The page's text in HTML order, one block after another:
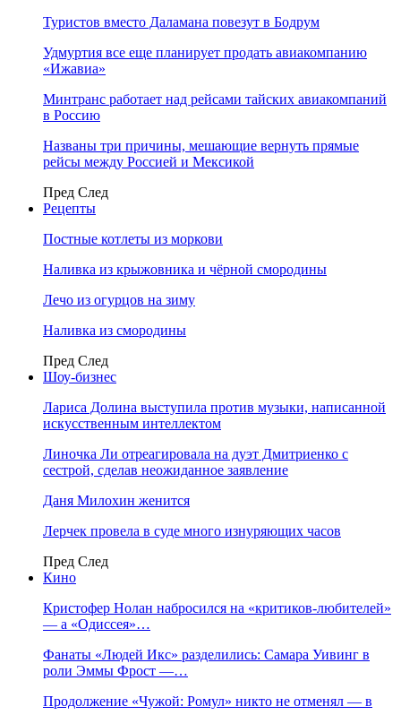
Туристов вместо Даламана повезут в Бодрум
Удмуртия все еще планирует продать авиакомпанию
«Ижавиа»
Минтранс работает над рейсами тайских авиакомпаний
в Россию
Названы три причины, мешающие вернуть прямые
рейсы между Россией и Мексикой
Пред След
Рецепты
Постные котлеты из моркови
Наливка из крыжовника и чёрной смородины
Лечо из огурцов на зиму
Наливка из смородины
Пред След
Шоу-бизнес
Лариса Долина выступила против музыки, написанной
искусственным интеллектом
Линочка Ли отреагировала на дуэт Дмитриенко с
сестрой, сделав неожиданное заявление
Даня Милохин женится
Лерчек провела в суде много изнуряющих часов
Пред След
Кино
Кристофер Нолан набросился на «критиков-любителей»
— а «Одиссея»…
Фанаты «Людей Икс» разделились: Самара Уивинг в
роли Эммы Фрост —…
Продолжение «Чужой: Ромул» никто не отменял — в